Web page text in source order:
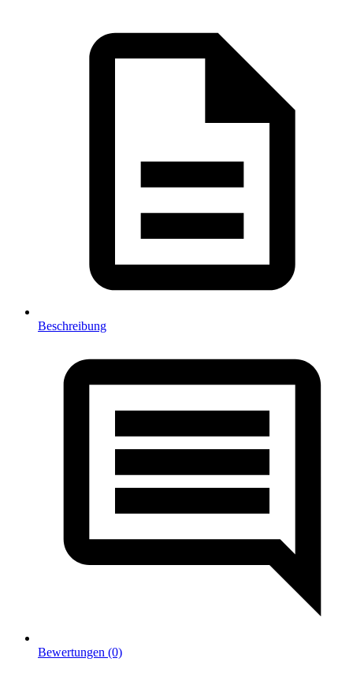
Beschreibung
Bewertungen (0)